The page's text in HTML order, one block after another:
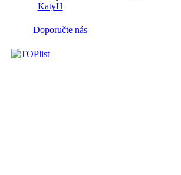
KatyH
Doporučte nás